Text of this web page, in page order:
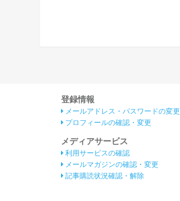
登録情報
メールアドレス・パスワードの変更
プロフィールの確認・変更
メディアサービス
利用サービスの確認
メールマガジンの確認・変更
記事購読状況確認・解除